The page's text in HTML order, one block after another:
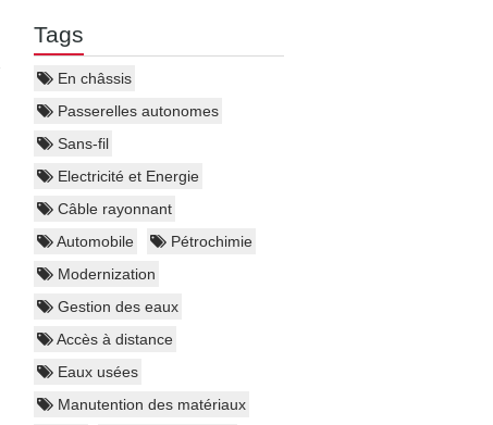
Tags
En châssis
Passerelles autonomes
Sans-fil
Electricité et Energie
Câble rayonnant
Automobile
Pétrochimie
Modernization
Gestion des eaux
Accès à distance
Eaux usées
Manutention des matériaux